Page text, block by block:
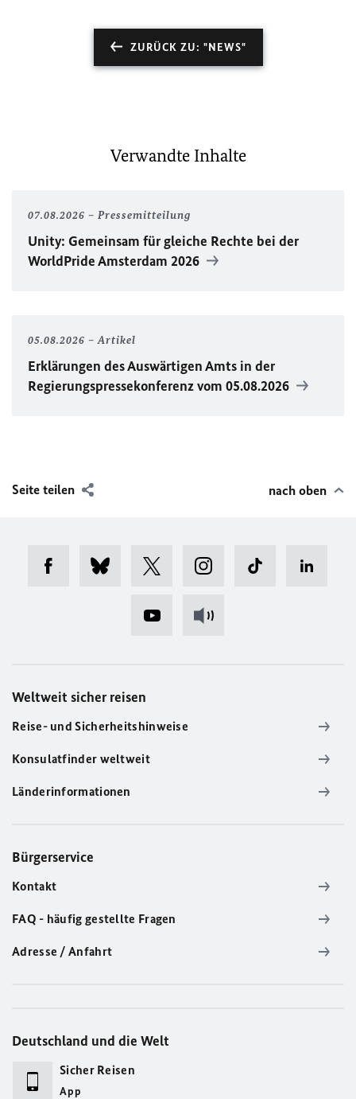
ZURÜCK ZU: "NEWS"
Verwandte Inhalte
07.08.2026 Pressemitteilung
Unity: Gemeinsam für gleiche Rechte bei der
WorldPrideAmsterdam 2026
05.08.2026 Artikel
Erklärungen des Auswärtigen Amts in der
Regierungspressekonferenz vom 05.08.2026
Seite teilen nach oben
Weltweit sicher reisen
Reise- und Sicherheitshinweise
Konsulatfinder weltweit
Länderinformationen
Bürgerservice
Kontakt
FAQ - häufig gestellte Fragen
Adresse / Anfahrt
Deutschland und die Welt
Sicher Reisen
App